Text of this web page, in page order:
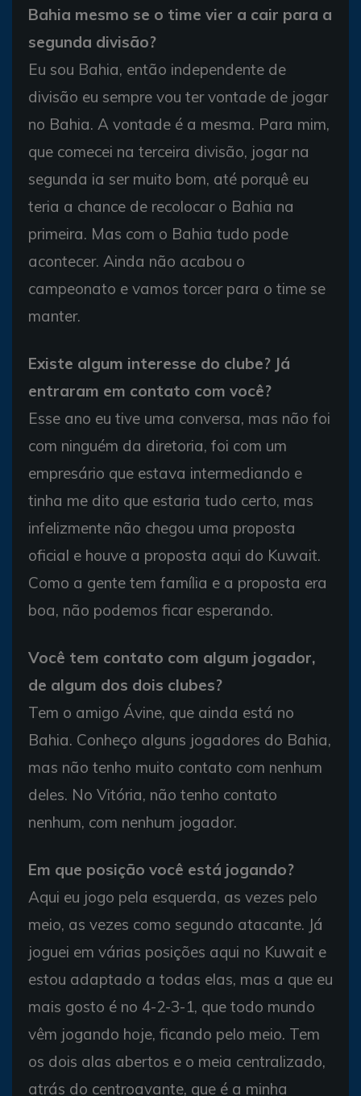
Bahia mesmo se o time vier a cair para a
segunda divisão?
Eu sou Bahia, então independente de
divisão eu sempre vou ter vontade de jogar
no Bahia. A vontade é a mesma. Para mim,
que comecei na terceira divisão, jogar na
segunda ia ser muito bom, até porquê eu
teria a chance de recolocar o Bahia na
primeira. Mas com o Bahia tudo pode
acontecer. Ainda não acabou o
campeonato e vamos torcer para o time se
manter.
Existe algum interesse do clube? Já
entraram em contato com você?
Esse ano eu tive uma conversa, mas não foi
com ninguém da diretoria, foi com um
empresário que estava intermediando e
tinha me dito que estaria tudo certo, mas
infelizmente não chegou uma proposta
oficial e houve a proposta aqui do Kuwait.
Como a gente tem família e a proposta era
boa, não podemos ficar esperando.
Você tem contato com algum jogador,
de algum dos dois clubes?
Tem o amigo Ávine, que ainda está no
Bahia. Conheço alguns jogadores do Bahia,
mas não tenho muito contato com nenhum
deles. No Vitória, não tenho contato
nenhum, com nenhum jogador.
Em que posição você está jogando?
Aqui eu jogo pela esquerda, as vezes pelo
meio, as vezes como segundo atacante. Já
joguei em várias posições aqui no Kuwait e
estou adaptado a todas elas, mas a que eu
mais gosto é no 4-2-3-1, que todo mundo
vêm jogando hoje, ficando pelo meio. Tem
os dois alas abertos e o meia centralizado,
atrás do centroavante, que é a minha